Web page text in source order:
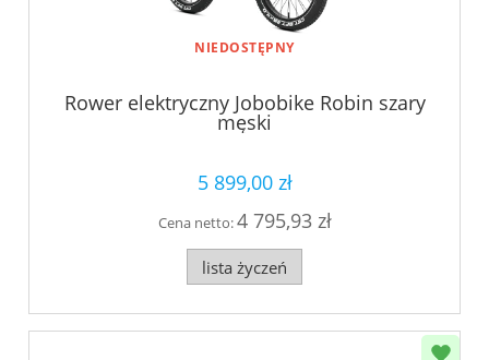
NIEDOSTĘPNY
Rower elektryczny Jobobike Robin szary
męski
5 899,00 zł
Cena netto:4 795,93 zł
lista życzeń